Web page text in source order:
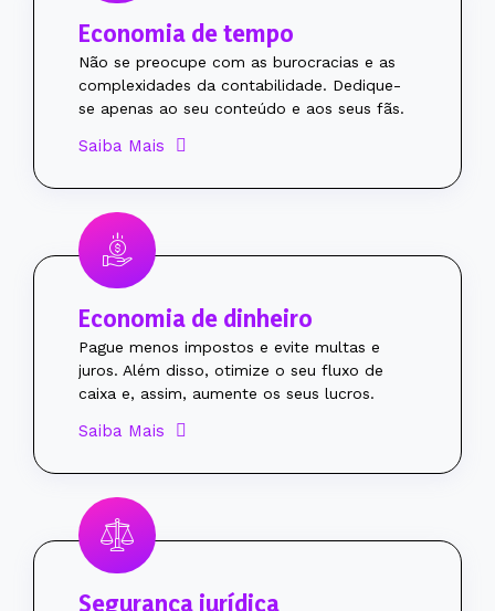
Economia de tempo
Não se preocupe com as burocracias e as
complexidades da contabilidade. Dedique-
se apenas ao seu conteúdo e aos seus fãs.
Saiba Mais
Economia de dinheiro
Pague menos impostos e evite multas e
juros. Além disso, otimize o seu fluxo de
caixa e, assim, aumente os seus lucros.
Saiba Mais
Segurança jurídica